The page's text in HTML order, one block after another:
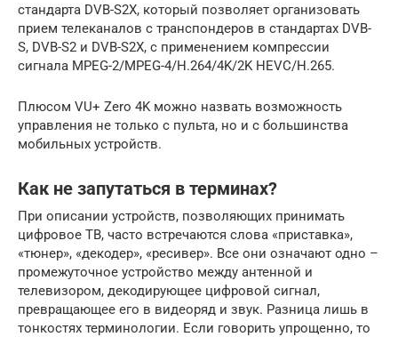
стандарта DVB-S2X, который позволяет организовать
прием телеканалов с транспондеров в стандартах DVB-
S, DVB-S2 и DVB-S2X, с применением компрессии
сигнала MPEG-2/MPEG-4/H.264/4K/2K HEVC/H.265.
Плюсом VU+ Zero 4K можно назвать возможность
управления не только с пульта, но и с большинства
мобильных устройств.
Как не запутаться в терминах?
При описании устройств, позволяющих принимать
цифровое ТВ, часто встречаются слова «приставка»,
«тюнер», «декодер», «ресивер». Все они означают одно –
промежуточное устройство между антенной и
телевизором, декодирующее цифровой сигнал,
превращающее его в видеоряд и звук. Разница лишь в
тонкостях терминологии. Если говорить упрощенно, то